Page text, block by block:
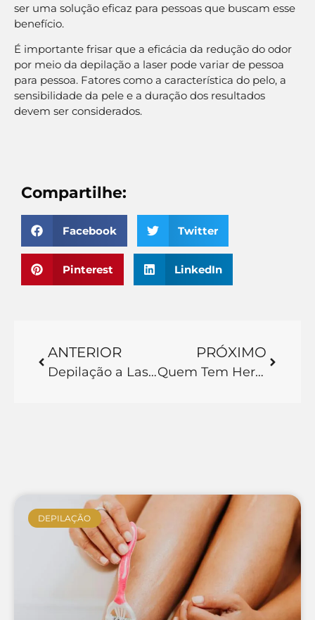
ser uma solução eficaz para pessoas que buscam esse
benefício.
É importante frisar que a eficácia da redução do odor
por meio da depilação a laser pode variar de pessoa
para pessoa. Fatores como a característica do pelo, a
sensibilidade da pele e a duração dos resultados
devem ser considerados.
Compartilhe:
Facebook Twitter
Pinterest LinkedIn
ANTERIOR
Depilação a Laser tem Radiação? Esclarecendo Mitos e Fatos
PRÓXIMO
Quem Tem Herpes Pode Fazer Depilação a Laser? Saiba Aqui!
DEPILAÇÃO